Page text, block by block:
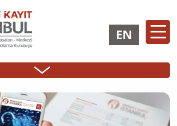
İHRAÇÇI
Girişi
YATIRIMCI
Girişi
EN